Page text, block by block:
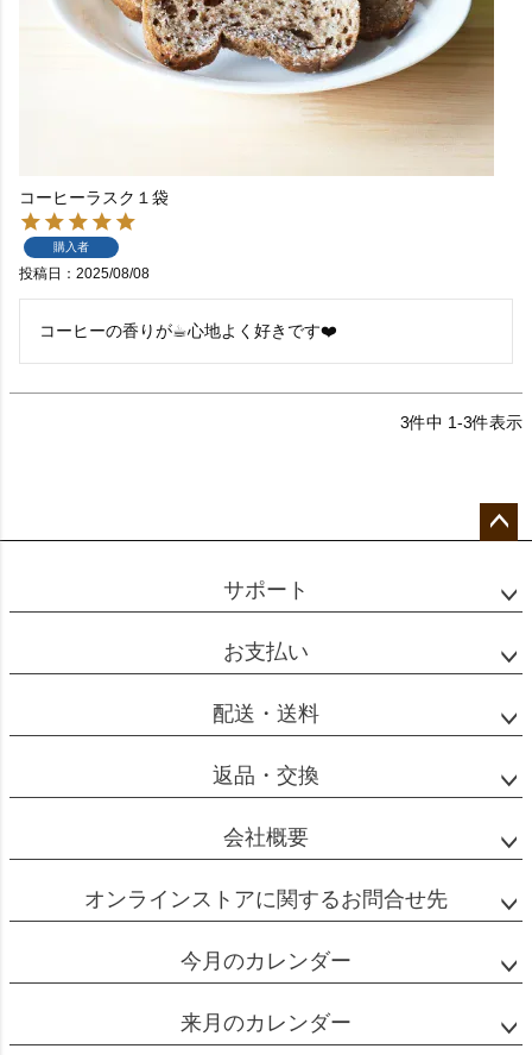
コーヒーラスク１袋
購入者
投稿日 2025/08/08
コーヒーの香りが☕︎心地よく好きです❤️
3件中 1-3件表示
ップ
サポート
お支払い
配送・送料
返品・交換
会社概要
オンラインストアに関するお問合せ先
今月のカレンダー
来月のカレンダー